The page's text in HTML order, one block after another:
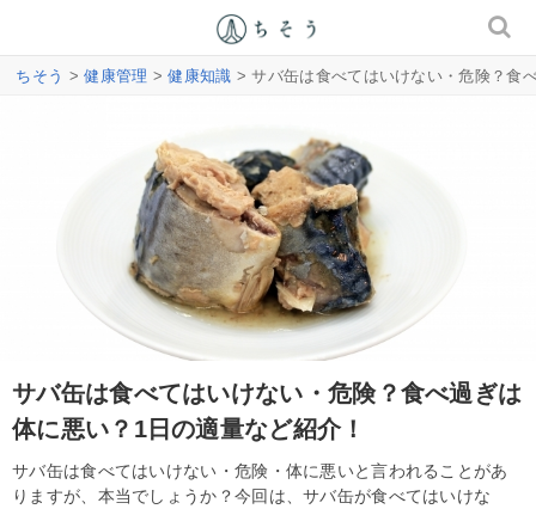
ちそう >健康管理 >健康知識 > サバ缶は食べてはいけない・危険？食
サバ缶は食べてはいけない・危険？食べ過ぎは
体に悪い？1日の適量など紹介！
サバ缶は食べてはいけない・危険・体に悪いと言われることがあ
りますが、本当でしょうか？今回は、サバ缶が食べてはいけな